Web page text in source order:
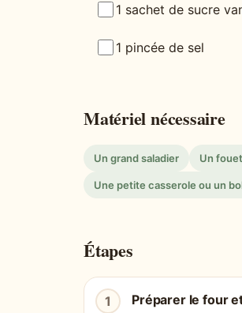
1 sachet de sucre
1 pincée de sel
Matériel nécessaire
Un grand saladier Un
Une petite casserole ou un
Étapes
Préparer le four